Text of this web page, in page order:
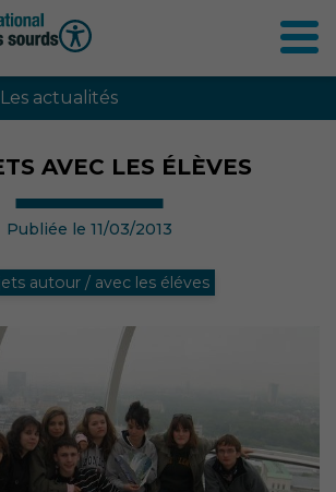
Les actualités
AVEC LES ÉLÈVES
Publiée le 11/03/2013
autour / avec les éléves